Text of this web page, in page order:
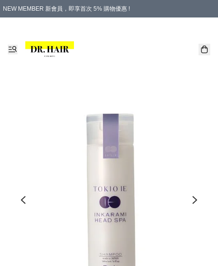
NEW MEMBER 新會員，即享首次 5% 購物優惠 !